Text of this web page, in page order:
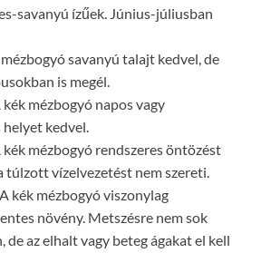
savanyú ízűek. Június-júliusban
savanyú talajt kedvel, de
is megél.
kék mézbogyó napos vagy
kedvel.
kék mézbogyó rendszeres öntözést
túlzott vízelvezetést nem szereti.
A kék mézbogyó viszonylag
növény. Metszésre nem sok
de az elhalt vagy beteg ágakat el kell